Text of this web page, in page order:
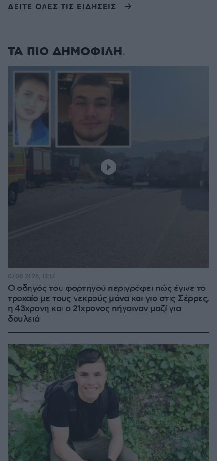
ΔΕΙΤΕ ΟΛΕΣ ΤΙΣ ΕΙΔΗΣΕΙΣ
ΤΑ ΠΙΟ ΔΗΜΟΦΙΛΗ
Ο οδηγός του φορτηγού περιγράφει πώς έγινε το
τροχαίο με τους νεκρούς μάνα και γιο στις Σέρρες,
η 43χρονη και ο 21χρονος πήγαιναν μαζί για
δουλειά
07.08.2026, 13:17